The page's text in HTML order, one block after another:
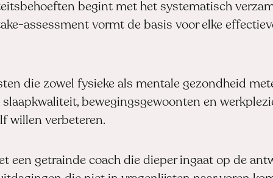
begint met het systematisch
assessment vormt de basis voor elke
die zowel fysieke als mentale gezondheid
bewegingsgewoonten en
willen verbeteren.
een getrainde coach die dieper ingaat op de